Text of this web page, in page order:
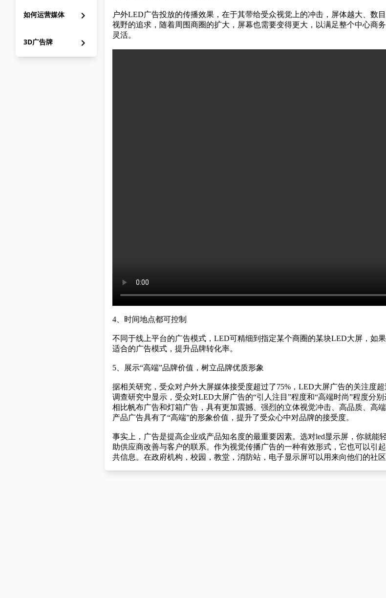
如何运营媒体 chevron_right
3D广告牌 chevron_right
户外LED广告投放的传播效果，在于其带给受众视觉上的冲击，屏体越大、
视野的追求，随着周围商圈的扩大，屏幕也需要变得更大，以满足整个中心商
灵活。
4、时间地点都可控制
不同于线上平台的广告模式，LED可精细到指定某个商圈的某块LED大屏，如
适合的广告模式，提升品牌转化率。
5、展示“高端”品牌价值，树立品牌优质形象
据相关研究，受众对户外大屏媒体接受度超过了75%，LED大屏广告的关注度
调查研究中显示，受众对LED大屏广告的“引人注目”程度和“高端时尚”程度分
相比帆布广告和灯箱广告，具有更加震撼、强烈的立体视觉冲击、高品质、高
产品广告具有了“高端”的形象价值，提升了受众心中对品牌的接受度。
事实上，广告是提高企业或产品知名度的最重要因素。 选对led显示屏，你就能
助供应商改善与客户的联系。作为视觉传播广告的一种有效形式，它也可以引
共信息。在政府机构，校园，教堂，消防站，电子显示屏可以用来向他们的社